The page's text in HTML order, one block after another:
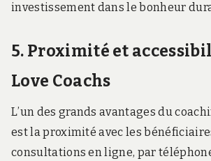
investissement dans le bonheur
5. Proximité et
Love Coachs
L’un des grands avantages du
est la proximité avec les
consultations en ligne, par